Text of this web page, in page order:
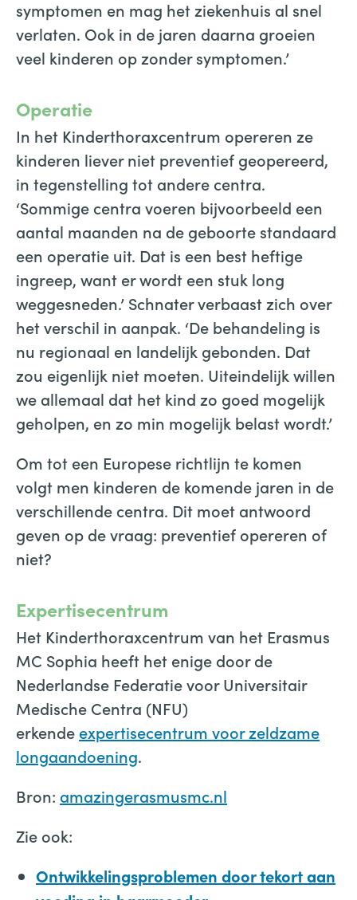
symptomen en mag het ziekenhuis al snel
verlaten. Ook in de jaren daarna groeien
veel kinderen op zonder symptomen.’
Operatie
In het Kinderthoraxcentrum opereren ze
kinderen liever niet preventief geopereerd,
in tegenstelling tot andere centra.
‘Sommige centra voeren bijvoorbeeld een
aantal maanden na de geboorte standaard
een operatie uit. Dat is een best heftige
ingreep, want er wordt een stuk long
weggesneden.’ Schnater verbaast zich over
het verschil in aanpak. ‘De behandeling is
nu regionaal en landelijk gebonden. Dat
zou eigenlijk niet moeten. Uiteindelijk willen
we allemaal dat het kind zo goed mogelijk
geholpen, en zo min mogelijk belast wordt.’
Om tot een Europese richtlijn te komen
volgt men kinderen de komende jaren in de
verschillende centra. Dit moet antwoord
geven op de vraag: preventief opereren of
niet?
Expertisecentrum
Het Kinderthoraxcentrum van het Erasmus
MC Sophia heeft het enige door de
Nederlandse Federatie voor Universitair
Medische Centra (NFU)
erkende expertisecentrum voor zeldzame
longaandoening.
Bron: amazingerasmusmc.nl
Zie ook:
Ontwikkelingsproblemen door tekort aan